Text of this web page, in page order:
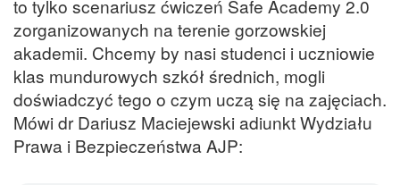
to tylko scenariusz ćwiczeń Safe Academy 2.0
zorganizowanych na terenie gorzowskiej
akademii. Chcemy by nasi studenci i uczniowie
klas mundurowych szkół średnich, mogli
doświadczyć tego o czym uczą się na zajęciach.
Mówi dr Dariusz Maciejewski adiunkt Wydziału
Prawa i Bezpieczeństwa AJP: